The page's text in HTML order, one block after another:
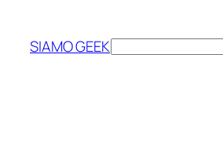
contenuto
SIAMO GEEKCerca